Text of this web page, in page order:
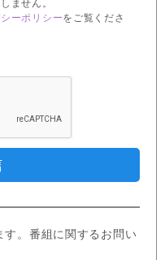
ません。
ーポリシーをご覧くださ
す。番組に関するお問い